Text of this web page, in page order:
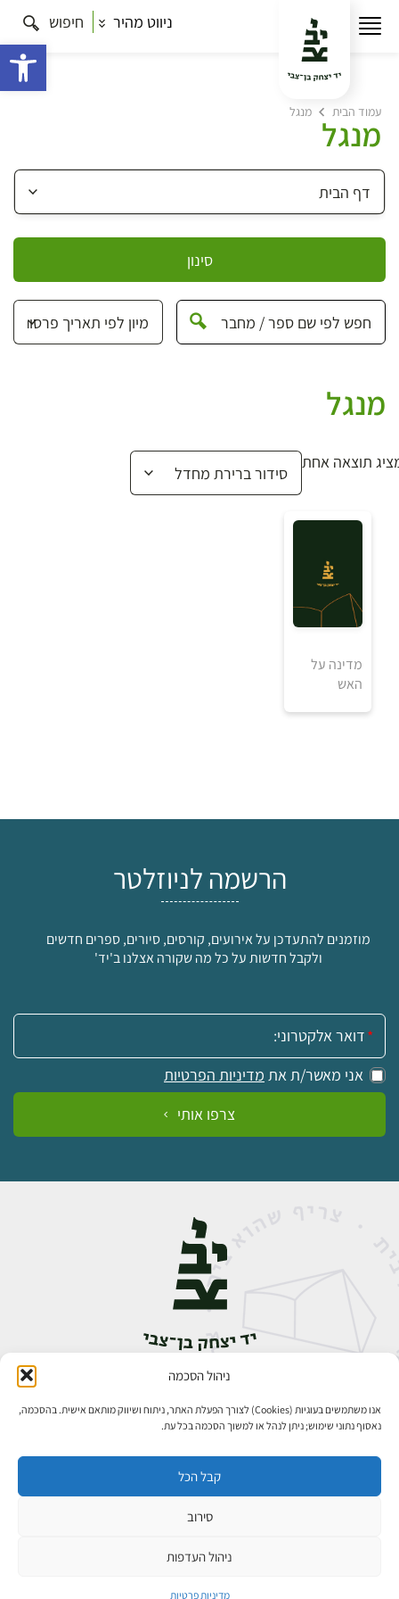
ניהול הסכמה
אנו משתמשים בעוגיות (Cookies) לצורך הפעלת האתר, ניתוח ושיווק מותאם אישית. בהסכמה,
נאסוף נתוני שימוש; ניתן לנהל או למשוך הסכמה בכל עת.
קבל הכל
סירוב
ניהול העדפות
מדיניות פרטיות
ניווט מהיר חיפוש
עמוד הבית מנגל
מנגל
סינון
מנגל
תוצאה אחת
מדינה על
האש
הרשמה לניוזלטר
מוזמנים להתעדכן על אירועים, קורסים, סיורים, ספרים חדשים
ולקבל חדשות על כל מה שקורה אצלנו ב'יד'
אימייל:
אני מאשר/ת את מדיניות הפרטיות
צרפו אותי
אבן גבירול 14, רחביה, ירושלים
פיתוח אתרים